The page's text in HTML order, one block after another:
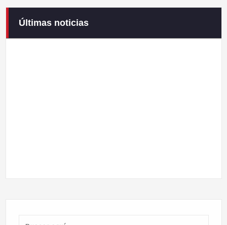
Últimas noticias
Campaneirus 2026